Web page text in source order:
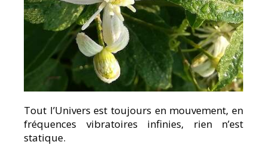
Tout l’Univers est toujours en mouvement, en
fréquences vibratoires infinies, rien n’est
statique.